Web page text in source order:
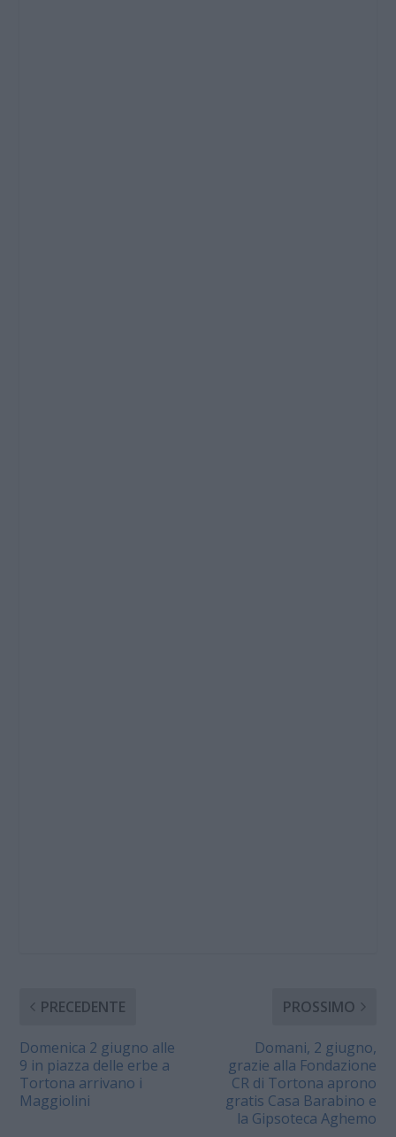
PRECEDENTE
Domenica 2 giugno alle
9 in piazza delle erbe a
Tortona arrivano i
Maggiolini
PROSSIMO
Domani, 2 giugno,
grazie alla Fondazione
CR di Tortona aprono
gratis Casa Barabino e
la Gipsoteca Aghemo